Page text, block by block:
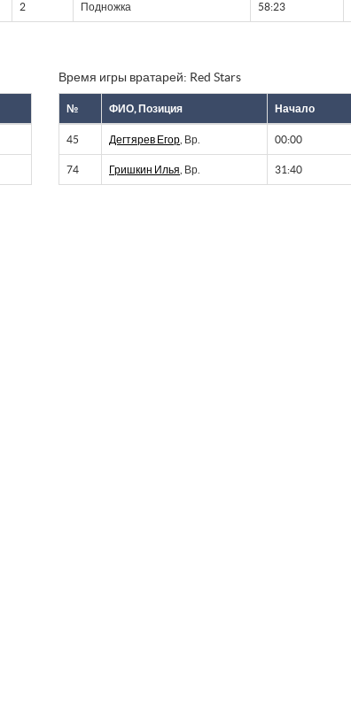
2 Подножка 58:23
Время игры вратарей: Red Stars
№ ФИО, Позиция Начало
45 Дегтярев Егор , Вр. 00:00
74 Гришкин Илья , Вр. 31:40